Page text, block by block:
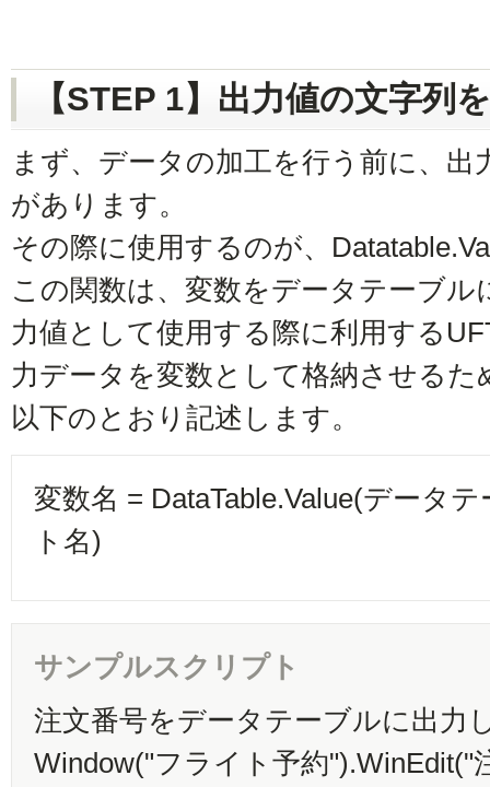
【STEP 1】出力値の文字列
まず、データの加工を行う前に、出
があります。
その際に使用するのが、
この関数は、変数をデータテーブル
力値として使用する際に利用する
力データを変数として格納させるた
以下のとおり記述します。
変数名 = DataTable.Value(データ
ト名)
サンプルスクリプト
注文番号をデータテーブルに出力
Window("フライト予約").WinEdit("